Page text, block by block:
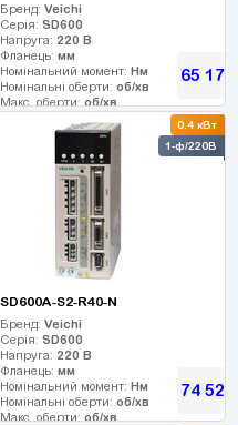
грн
Бренд: Veichi
Серія: SD600
Напруга: 220 В
Фланець: мм
Номінальний момент: Нм
Номінальні оберти: об/хв
Макс. оберти: об/хв
65 178
грн
0.4 кВт
1-ф/220В
SD600A-S2-R40-N
Бренд: Veichi
Серія: SD600
Напруга: 220 В
Фланець: мм
Номінальний момент: Нм
Номінальні оберти: об/хв
Макс. оберти: об/хв
74 520